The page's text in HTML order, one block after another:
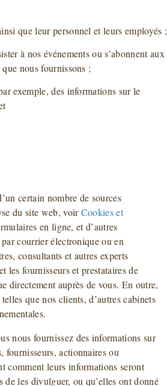
que leur personnel et leurs employés ;
à nos événements ou s’abonnent aux
nous fournissons ;
exemple, des informations sur le
certain nombre de sources
du site web, voirCookies et
en ligne, et d’autres
courrier électronique ou en
consultants et autres experts
les fournisseurs et prestataires de
directement auprès de vous. En outre,
que nos clients, d’autres cabinets
nous fournissez des informations sur
fournisseurs, actionnaires ou
comment leurs informations seront
les divulguer, ou qu’elles ont donné